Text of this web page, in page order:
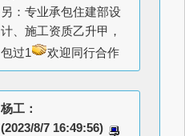
另：专业承包住建部设
计、施工资质乙升甲，
包过1
欢迎同行合作
杨工：
(2023/8/7 16:49:56)